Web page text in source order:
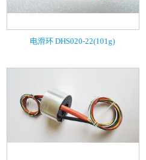
电滑环 DHS020-22(101g)